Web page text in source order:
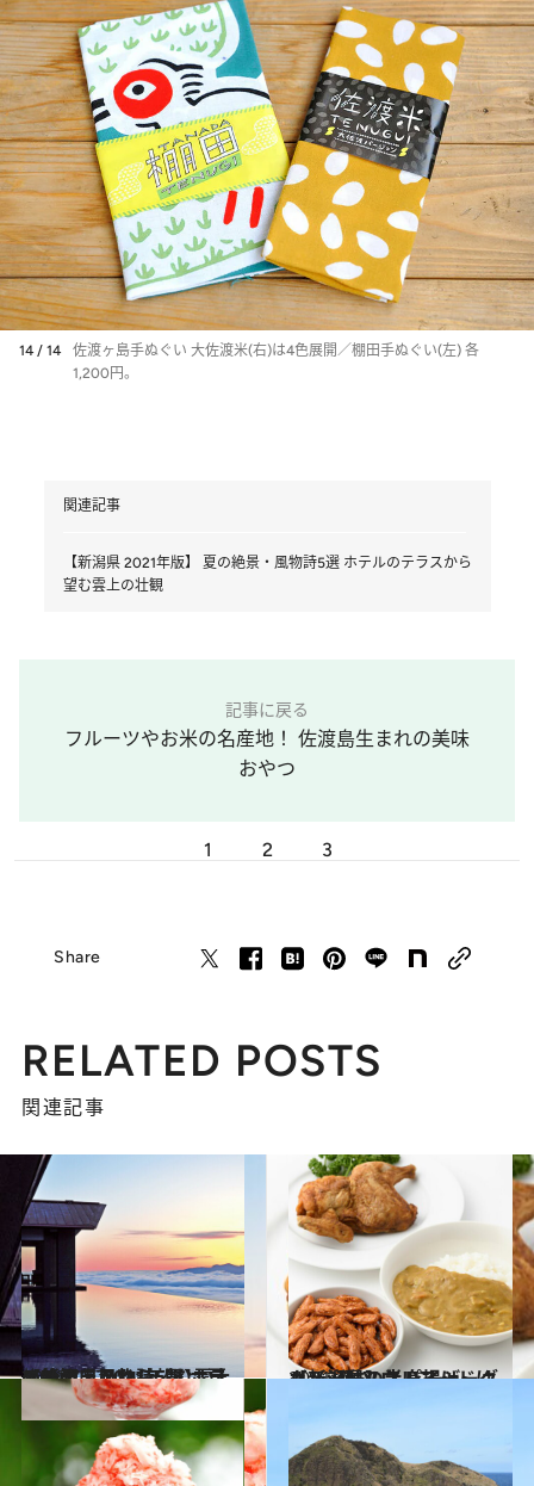
14 / 14
佐渡ヶ島手ぬぐい 大佐渡米(右)は4色展開／棚田手ぬぐい(左) 各
1,200円。
関連記事
【新潟県 2021年版】 夏の絶景・風物詩5選 ホテルのテラスから
望む雲上の壮観
記事に戻る
フルーツやお米の名産地！ 佐渡島生まれの美味
おやつ
1 2 3
Share
RELATED POSTS
関連記事
2021.7.17
【新潟県 2021年版】 夏の絶景・風物詩5選 ホテルのテラスから望む雲上の壮観
旅＆お出かけ 2021.7.17
【新潟県】スパイシーグルメ3種 ソウルフードはカレー味の半身揚げ
グルメ